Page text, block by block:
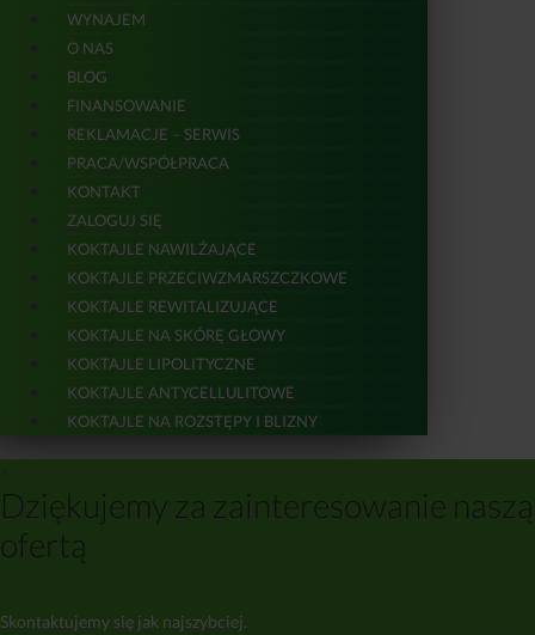
WYNAJEM
O NAS
BLOG
FINANSOWANIE
REKLAMACJE – SERWIS
PRACA/WSPÓŁPRACA
KONTAKT
ZALOGUJ SIĘ
KOKTAJLE NAWILŻAJĄCE
KOKTAJLE PRZECIWZMARSZCZKOWE
KOKTAJLE REWITALIZUJĄCE
KOKTAJLE NA SKÓRĘ GŁOWY
KOKTAJLE LIPOLITYCZNE
KOKTAJLE ANTYCELLULITOWE
KOKTAJLE NA ROZSTĘPY I BLIZNY
Dziękujemy za zainteresowanie naszą
ofertą
Skontaktujemy się jak najszybciej.